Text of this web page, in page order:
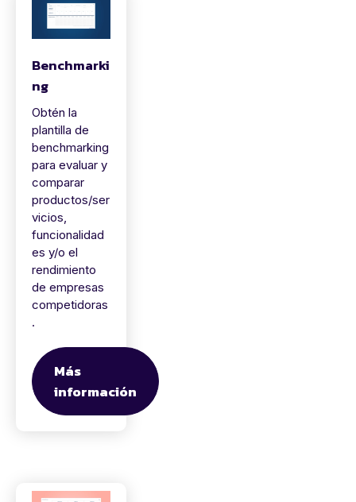
Benchmarki
ng
Obtén la
plantilla de
benchmarking
para evaluar y
comparar
productos/ser
vicios,
funcionalidad
es y/o el
rendimiento
de empresas
competidoras
.
Más
información